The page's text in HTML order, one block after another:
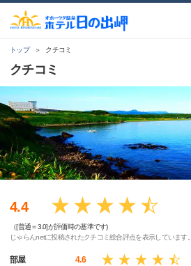
トップ クチコミ
クチコミ
4.4
（[普通＝3.0]が評価時の基準です)
じゃらんnetに投稿されたクチコミ総合評点を表示しています。
部屋 4.6